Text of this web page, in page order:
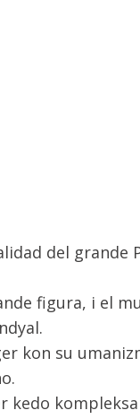
del grande
figura, i el
kon su
kedo